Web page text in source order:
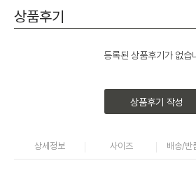
상품후기
등록된 상품후기가 없습
상품후기 작성
상세정보 사이즈 배송/반